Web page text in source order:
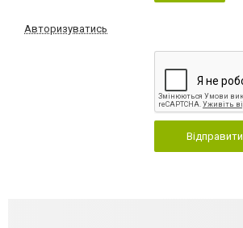
Авторизуватись
Відправити